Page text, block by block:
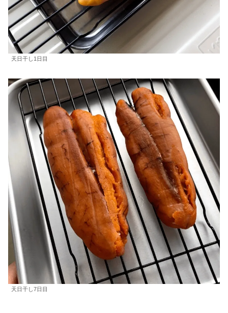
天日干し1日目
天日干し7日目